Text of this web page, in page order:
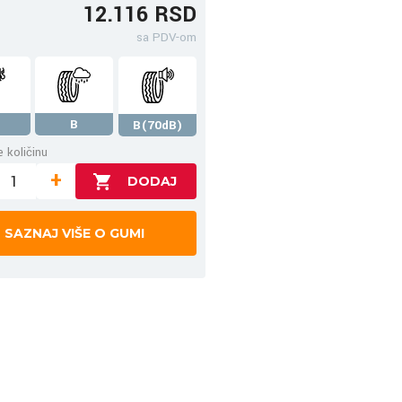
12.116 RSD
sa PDV-om
B
B(70dB)
količinu
+
SAZNAJ VIŠE O GUMI